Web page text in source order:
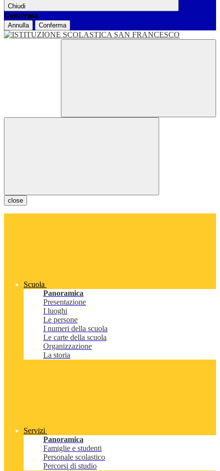
Chiudi
Conferma
Annulla Conferma
close
Scuola
Panoramica
Presentazione
I luoghi
Le persone
I numeri della scuola
Le carte della scuola
Organizzazione
La storia
Servizi
Panoramica
Famiglie e studenti
Personale scolastico
Percorsi di studio